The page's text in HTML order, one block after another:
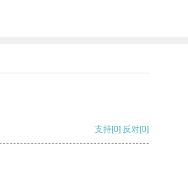
支持[0] 反对[0]